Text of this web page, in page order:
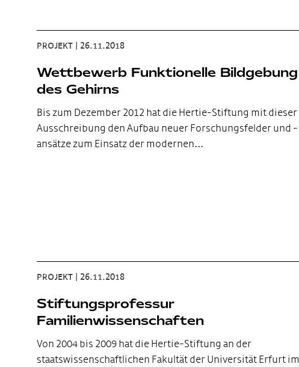
PROJEKT 26.11.2018
Wettbewerb Funktionelle Bildgebung
des Gehirns
Bis zum Dezember 2012 hat die Hertie-Stiftung mit dieser
Ausschreibung den Aufbau neuer Forschungsfelder und -
ansätze zum Einsatz der modernen…
PROJEKT 26.11.2018
Stiftungsprofessur
Familienwissenschaften
Von 2004 bis 2009 hat die Hertie-Stiftung an der
staatswissenschaftlichen Fakultät der Universität Erfurt im